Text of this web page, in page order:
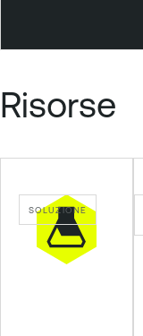
Risorse
SOLUZIONE